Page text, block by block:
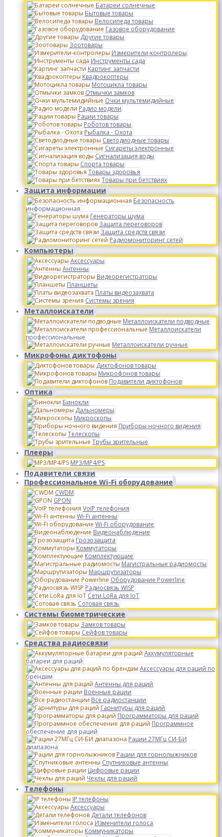
Батареи солнечные
Бытовые товары
Велосипеда товары
Газовое оборудование
Другие товары
Зоотовары
Измерители-контролеры
Инструменты сада
Картинг запчасти
Квадрокоптеры
Мотоцикла товары
Отмычки замков
Очки мультемидийные
Радио модели
Рации товары
Роботов товары
Рыбалка - Охота
Светодиодные товары
Сигареты электронные
Сигнализация воды
Спорта товары
Товары здоровья
Товары при бетствиях
Защита информации
Безопасность
информационная
Генераторы шума
Защита переговоров
Защита средств связи
Радиомониторинг сетей
Компьютеры
Аксессуары
Антенны
Видеорегистраторы
Планшеты
Платы видеозахвата
Системы зрения
Металлоискатели
Металлоискатели подводные
Металлоискатели
профессиональные
Металлоискатели ручные
Микрофоны диктофоны
Диктофонов товары
Микрофонов товары
Подавители диктофонов
Оптика
Бинокли
Дальномеры
Микроскопы
Приборы ночного видения
Телескопы
Трубы зрительные
Плееры
MP3/MP4/PS
Подавители связи
Профессиональное Wi-Fi оборудование
CWDM
GPON
VoIP телефония
Wi-Fi антенны
Wi-Fi оборудование
Видеонаблюдение
Грозозащита
Коммутаторы
Комплектующие
Магистральные радиомосты
Маршрутизаторы
Оборудование Powerline
Радиосвязь WISP
Сети LoRa для IoT
Сотовая связь
Системы биометрические
Замков товары
Сейфов товары
Средства радиосвязи
Аккумуляторные
батареи для раций
Аксессуары для раций по
брендам
Антенны для раций
Военные рации
Все радиостанции
Гарнитуры для раций
Программаторы для раций
Программное
обеспечение для раций
Рации 27МГц СИ-БИ
диапазона
Рации для горнолыжников
Спутниковые антенны
Цифровые рации
Чехлы для раций
Телефоны
IP телефоны
Аксессуары
Детали телефонов
Изменители голоса
Коммуникаторы